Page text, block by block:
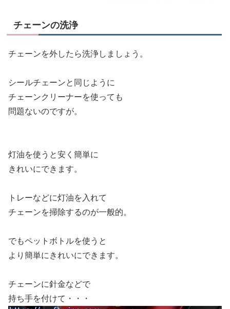
チェーンの洗浄
チェーンを外したら洗浄しましょう。
シールチェーンと同じように
チェーンクリーナーを使っても
問題ないのですが。
灯油を使うと安く簡単に
きれいにできます。
トレーなどに灯油を入れて
チェーンを掃除するのが一般的。
でもペットボトルを使うと
より簡単にきれいにできます。
チェーンに針金などで
持ち手を付けて・・・